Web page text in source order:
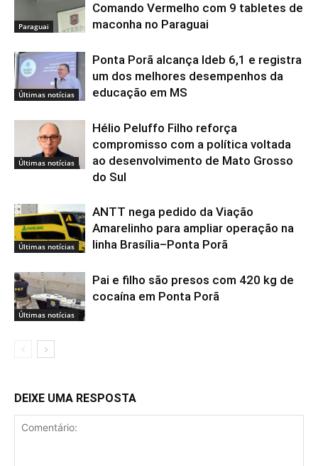
Paraguai
Comando Vermelho com 9 tabletes de
maconha no Paraguai
Últimas notícias
Ponta Porã alcança Ideb 6,1 e registra
um dos melhores desempenhos da
educação em MS
Últimas notícias
Hélio Peluffo Filho reforça
compromisso com a política voltada
ao desenvolvimento de Mato Grosso
do Sul
Últimas notícias
ANTT nega pedido da Viação
Amarelinho para ampliar operação na
linha Brasília–Ponta Porã
Últimas notícias
Pai e filho são presos com 420 kg de
cocaína em Ponta Porã
DEIXE UMA RESPOSTA